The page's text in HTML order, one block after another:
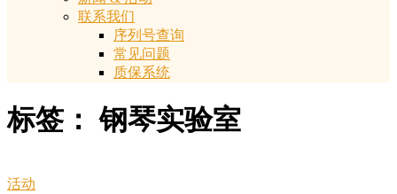
联系我们
序列号查询
常见问题
质保系统
标签：钢琴实验室
活动